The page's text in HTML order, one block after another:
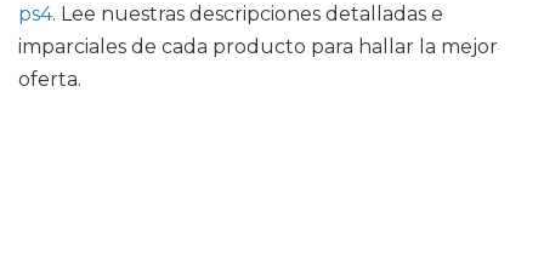
ps4. Lee nuestras descripciones detalladas e
imparciales de cada producto para hallar la mejor
oferta.